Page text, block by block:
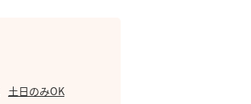
土日のみOK